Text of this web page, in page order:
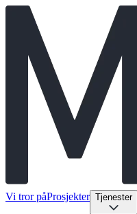
Vi tror påProsjekter Tjenester